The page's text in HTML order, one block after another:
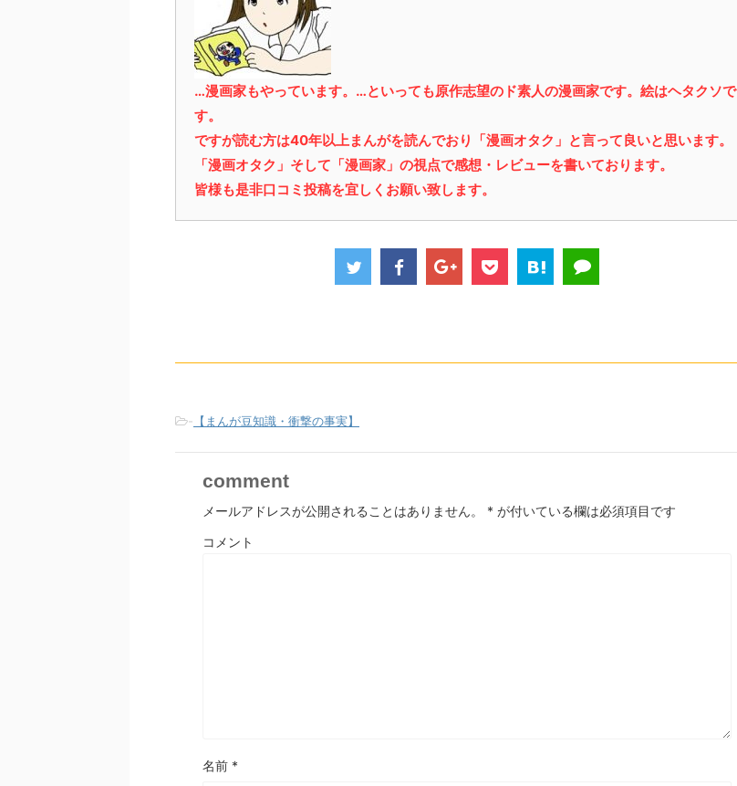
…漫画家もやっています。…といっても原作志望のド素人の漫画家です。絵はヘタクソで
す。
ですが読む方は40年以上まんがを読んでおり「漫画オタク」と言って良いと思います。
「漫画オタク」そして「漫画家」の視点で感想・レビューを書いております。
皆様も是非口コミ投稿を宜しくお願い致します。
- 【まんが豆知識・衝撃の事実】
comment
メールアドレスが公開されることはありません。 * が付いている欄は必須項目です
コメント
名前 *